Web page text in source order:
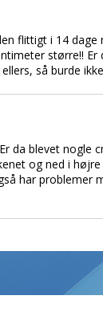
flittigt i 14
større!!
så burde
da blevet
og ned i
har problemer